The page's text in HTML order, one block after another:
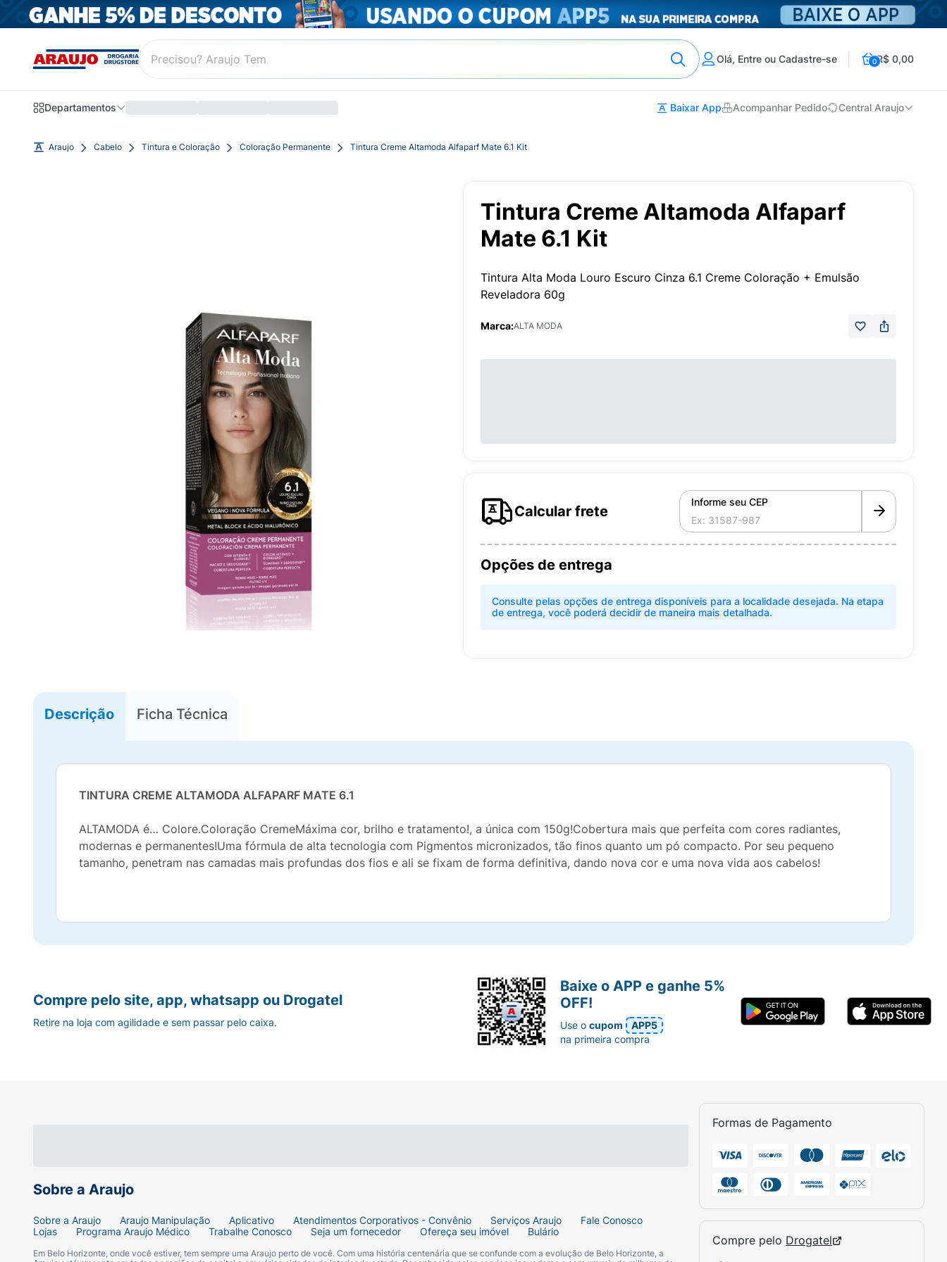
Olá, Entre ou Cadastre-se 0R$ 0,00
Departamentos Baixar App Acompanhar Pedido Central Araujo
Araujo Cabelo Tintura e Coloração Coloração Permanente Tintura Creme Altamoda Alfaparf Mate 6.1 Kit
Tintura Creme Altamoda Alfaparf
Mate 6.1 Kit
Tintura Alta Moda Louro Escuro Cinza 6.1 Creme Coloração + Emulsão
Reveladora 60g
Marca:ALTA MODA
Calcular frete
Informe seu CEP
Opções de entrega
Consulte pelas opções de entrega disponíveis para a localidade desejada. Na etapa
de entrega, você poderá decidir de maneira mais detalhada.
Descrição Ficha Técnica
TINTURA CREME ALTAMODA ALFAPARF MATE 6.1
ALTAMODA é… Colore.Coloração CremeMáxima cor, brilho e tratamento!, a única com 150g!Cobertura mais que perfeita com cores radiantes,
modernas e permanentes!Uma fórmula de alta tecnologia com Pigmentos micronizados, tão finos quanto um pó compacto. Por seu pequeno
tamanho, penetram nas camadas mais profundas dos fios e ali se fixam de forma definitiva, dando nova cor e uma nova vida aos cabelos!
Sobre a Araujo
Sobre a Araujo Araujo Manipulação Aplicativo Atendimentos Corporativos - Convênio Serviços Araujo
Fale Conosco
Lojas
Programa Araujo Médico Trabalhe Conosco Seja um fornecedor Ofereça seu imóvel Bulário
Em Belo Horizonte, onde você estiver, tem sempre uma Araujo perto de você. Com uma história centenária que se confunde com a evolução de Belo Horizonte, a
Formas de Pagamento
Compre pelo Drogatel
Compre pelo site, app, whatsapp ou Drogatel
Retire na loja com agilidade e sem passar pelo caixa.
Baixe o APP e ganhe 5%
OFF!
Use ocupom
APP5
na primeira compra